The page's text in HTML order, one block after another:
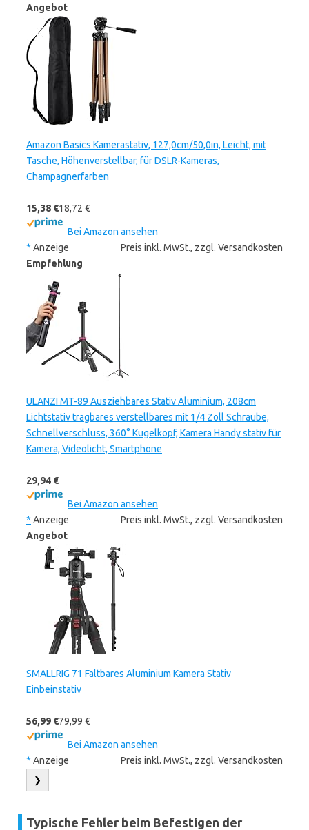
Angebot
Amazon Basics Kamerastativ, 127,0cm/50,0in, Leicht, mit
Tasche, Höhenverstellbar, für DSLR-Kameras,
Champagnerfarben
15,38 €18,72 €
Bei Amazon ansehen
* Anzeige
Preis inkl. MwSt., zzgl. Versandkosten
Empfehlung
ULANZI MT-89 Ausziehbares Stativ Aluminium, 208cm
Lichtstativ tragbares verstellbares mit 1/4 Zoll Schraube,
Schnellverschluss, 360° Kugelkopf, Kamera Handy stativ für
Kamera, Videolicht, Smartphone
29,94 €
Bei Amazon ansehen
* Anzeige
Preis inkl. MwSt., zzgl. Versandkosten
Angebot
SMALLRIG 71 Faltbares Aluminium Kamera Stativ
Einbeinstativ
56,99 €79,99 €
Bei Amazon ansehen
* Anzeige Preis inkl. MwSt., zzgl. Versandkosten
❯
Typische Fehler beim Befestigen der